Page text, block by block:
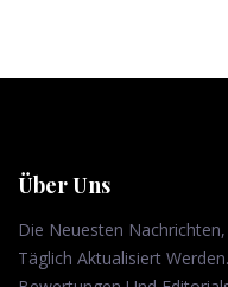
Über Uns
Die Neuesten
Täglich Aktualisiert